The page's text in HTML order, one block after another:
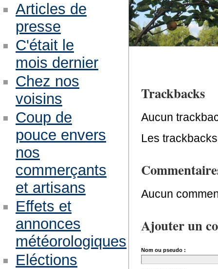
Trackbacks
Aucun
Les
Aucun
Ajouter un
Nom ou pseudo :
Articles de
presse
C'était le
mois dernier
Chez nos
voisins
Coup de
pouce envers
nos
commerçants
et artisans
Effets et
annonces
météorologiques
Eléctions